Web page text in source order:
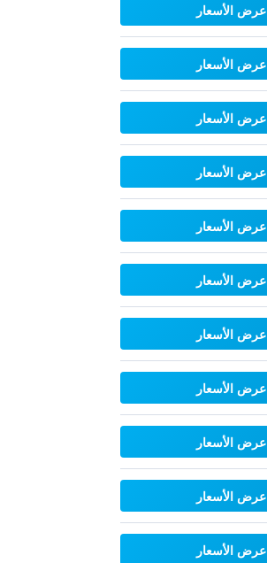
عرض الأسعار
عرض الأسعار
عرض الأسعار
عرض الأسعار
عرض الأسعار
عرض الأسعار
عرض الأسعار
عرض الأسعار
عرض الأسعار
عرض الأسعار
عرض الأسعار